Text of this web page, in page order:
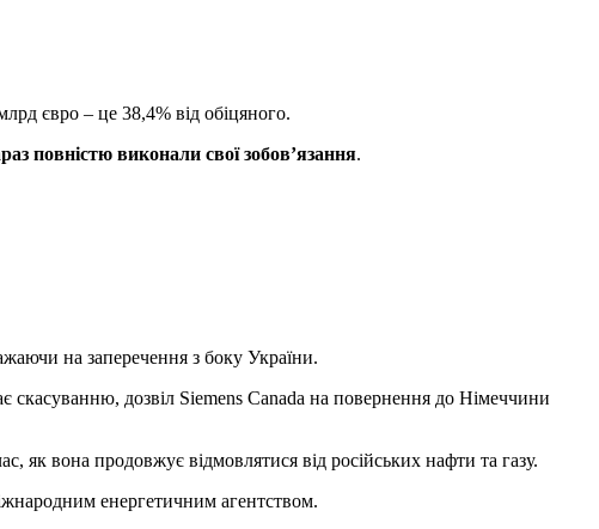
євро – це 38,4% від обіцяного.
повністю виконали свої зобов’язання.
на заперечення з боку України.
скасуванню, дозвіл Siemens Canada на повернення до Німеччини
як вона продовжує відмовлятися від російських нафти та газу.
енергетичним агентством.